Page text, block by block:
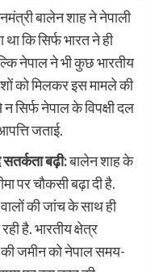
बालेन शाह ने नेपाली
कि सिर्फ भारत ने ही
नेपाल ने भी कुछ भारतीय
को मिलकर इस मामले की
सिर्फ नेपाल के विपक्षी दल
जताई.
बढ़ी:बालेन शाह के
पर चौकसी बढ़ा दी है.
की जांच के साथ ही
है. भारतीय क्षेत्र
जमीन को नेपाल समय-